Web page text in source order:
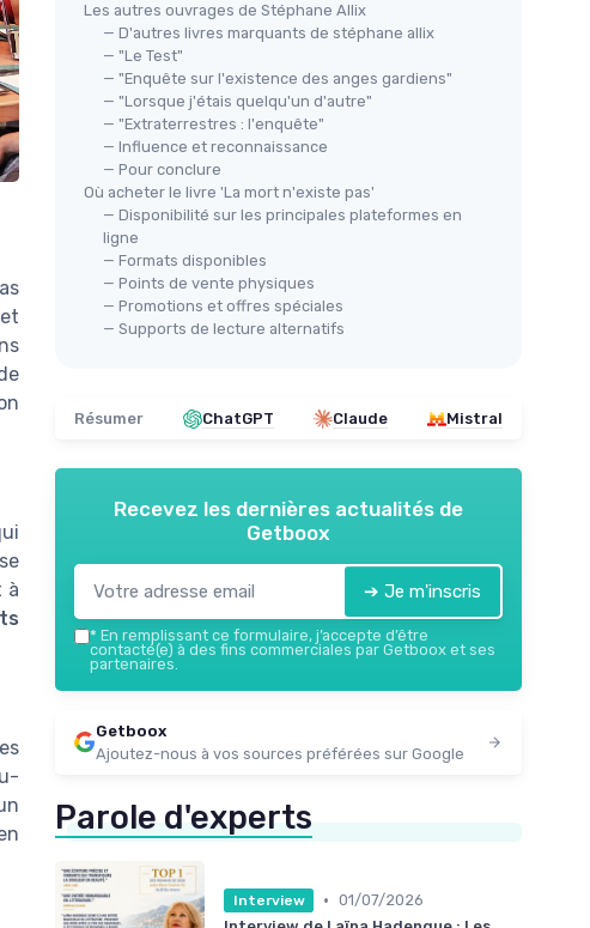
se
à
Les autres ouvrages de Stéphane Allix
— D'autres livres marquants de stéphane allix
— "Le Test"
— "Enquête sur l'existence des anges gardiens"
— "Lorsque j'étais quelqu'un d'autre"
— "Extraterrestres : l'enquête"
— Influence et reconnaissance
— Pour conclure
Où acheter le livre 'La mort n'existe pas'
— Disponibilité sur les principales plateformes en
ligne
— Formats disponibles
— Points de vente physiques
— Promotions et offres spéciales
— Supports de lecture alternatifs
Résumer ChatGPT Claude Mistral
Recevez les dernières actualités de
Getboox
➔ Je m'inscris
* En remplissant ce formulaire, j’accepte d’être
contacté(e) à des fins commerciales par Getboox et ses
partenaires.
Getboox
Ajoutez-nous à vos sources préférées sur Google
Parole d'experts
Interview • 01/07/2026